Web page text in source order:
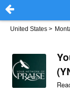
United States >